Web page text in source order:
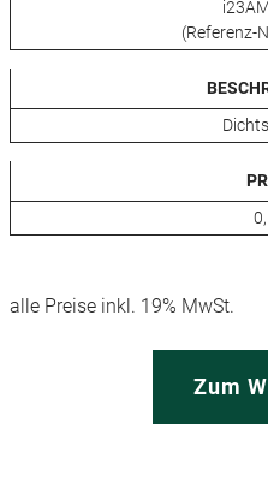
(Referenz-
alle Preise inkl. 19% MwSt.
Zum